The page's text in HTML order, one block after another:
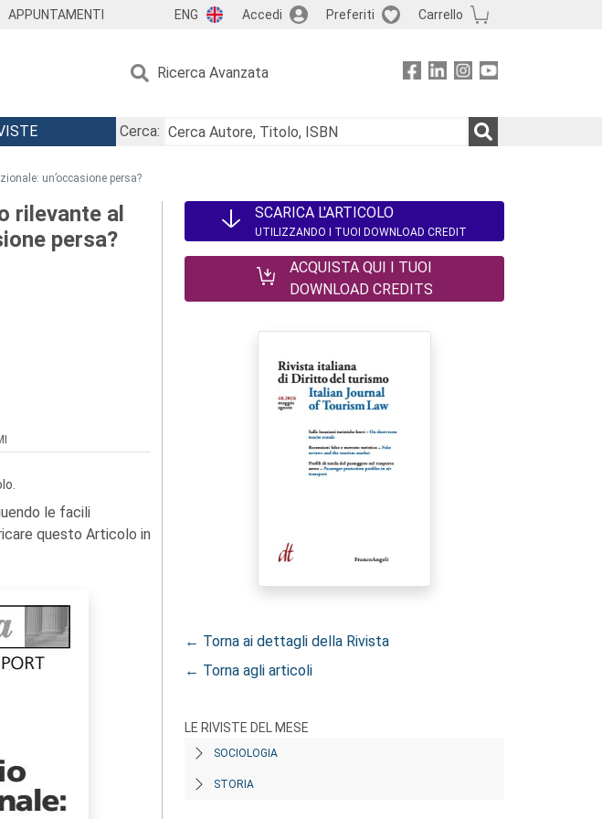
APPUNTAMENTI ENG Accedi Preferiti Carrello
Ricerca Avanzata
Cerca:
un’occasione persa?
rilevante al
persa?
le facili
questo Articolo in
SCARICA L'ARTICOLO
UTILIZZANDO I TUOI DOWNLOAD CREDIT
ACQUISTA QUI I TUOI
DOWNLOAD CREDITS
← Torna ai dettagli della Rivista
← Torna agli articoli
LE RIVISTE DEL MESE
SOCIOLOGIA
STORIA